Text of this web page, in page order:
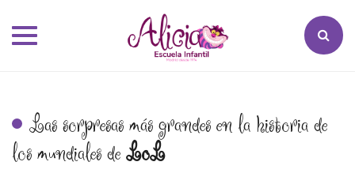
Toggle
Las sorpresas más grandes en la historia de
los mundiales deLoL